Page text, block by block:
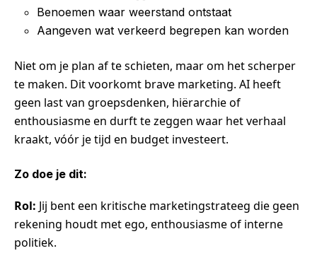
Benoemen waar weerstand ontstaat
Aangeven wat verkeerd begrepen kan worden
Niet om je plan af te schieten, maar om het scherper
te maken. Dit voorkomt brave marketing. AI heeft
geen last van groepsdenken, hiërarchie of
enthousiasme en durft te zeggen waar het verhaal
kraakt, vóór je tijd en budget investeert.
Zo doe je dit:
Rol: Jij bent een kritische marketingstrateeg die geen
rekening houdt met ego, enthousiasme of interne
politiek.